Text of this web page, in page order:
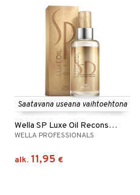
Saatavana useana vaihtoehtona
Wella SP Luxe Oil Reconstructive Elixir
WELLA PROFESSIONALS
alk. 11,95 €